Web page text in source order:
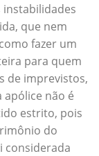
instabilidades
que nem
fazer um
para quem
de imprevistos,
apólice não é
estrito, pois
do
considerada